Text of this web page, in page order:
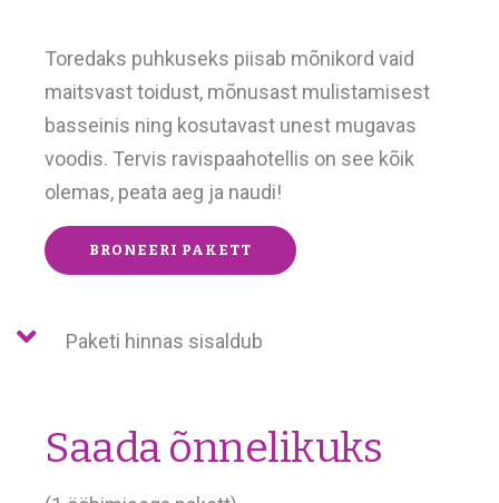
Toredaks puhkuseks piisab mõnikord vaid
maitsvast toidust, mõnusast mulistamisest
basseinis ning kosutavast unest mugavas
voodis. Tervis ravispaahotellis on see kõik
olemas, peata aeg ja naudi!
BRONEERI PAKETT
Paketi hinnas sisaldub
Saada õnnelikuks